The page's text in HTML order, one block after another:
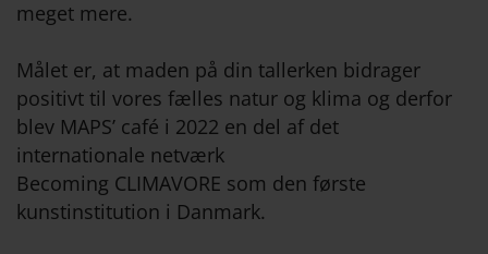
meget mere.
Målet er, at maden på din tallerken bidrager
positivt til vores fælles natur og klima og derfor
blev MAPS’ café i 2022 en del af det
internationale netværk
Becoming CLIMAVORE som den første
kunstinstitution i Danmark.